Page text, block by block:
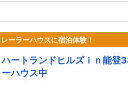
ーラーハウスに宿泊体験！
ハートランドヒルズｉｎ能登
ーハウス中